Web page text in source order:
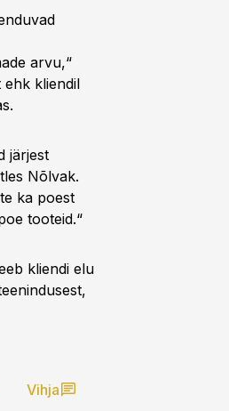
arvu,“
ehk kliendil
järjest
Nõlvak.
ka poest
tooteid.“
kliendi elu
Vihja